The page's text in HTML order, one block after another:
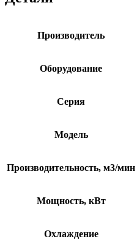
Производитель
Оборудование
Серия
Модель
Производительность, м3/мин
Мощность, кВт
Охлаждение